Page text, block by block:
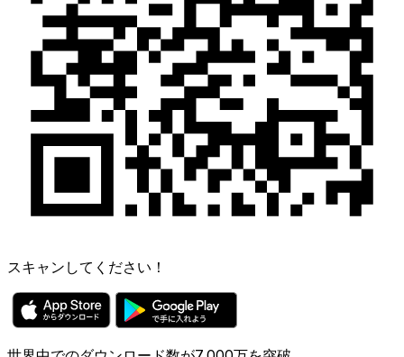
スキャンしてください！